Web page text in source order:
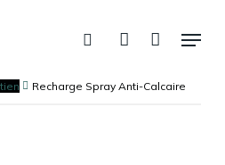
rechercheaccountMenu
Fermer
Recharge Spray Anti-Calcaire